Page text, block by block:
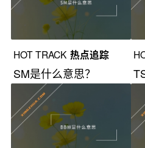
HOT TRACK 热点追踪
SM是什么意思？